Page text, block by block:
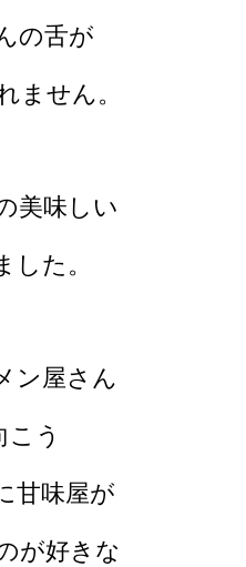
の舌が
ません。
美味しい
た。
ン屋さん
こう
甘味屋が
が好きな